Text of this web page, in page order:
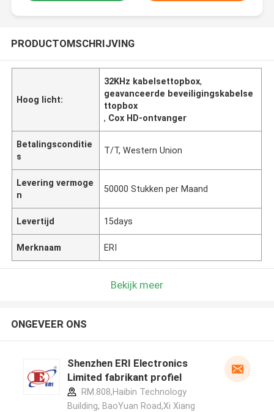
PRODUCTOMSCHRIJVING
Hoog licht:
32KHz kabelsettopbox,
geavanceerde beveiligingskabelse
ttopbox
, Cox HD-ontvanger
Betalingsconditie
s
T/T, Western Union
Levering vermoge
n
50000 Stukken per Maand
Levertijd 15days
Merknaam ERI
Bekijk meer
ONGEVEER ONS
Shenzhen ERI Electronics
Limited fabrikant profiel
RM.808,Haibin Technology
Building, BaoYuan Road,Xi Xiang